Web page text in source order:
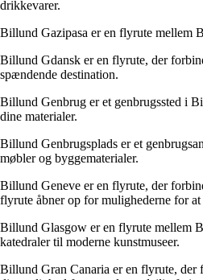
drikkevarer.
Billund Gazipasa er en flyrute mellem
Billund Gdansk er en flyrute, der
spændende destination.
Billund Genbrug er et genbrugssted i
dine materialer.
Billund Genbrugsplads er et
møbler og byggematerialer.
Billund Geneve er en flyrute, der
flyrute åbner op for mulighederne for
Billund Glasgow er en flyrute mellem
katedraler til moderne kunstmuseer.
Billund Gran Canaria er en flyrute, der